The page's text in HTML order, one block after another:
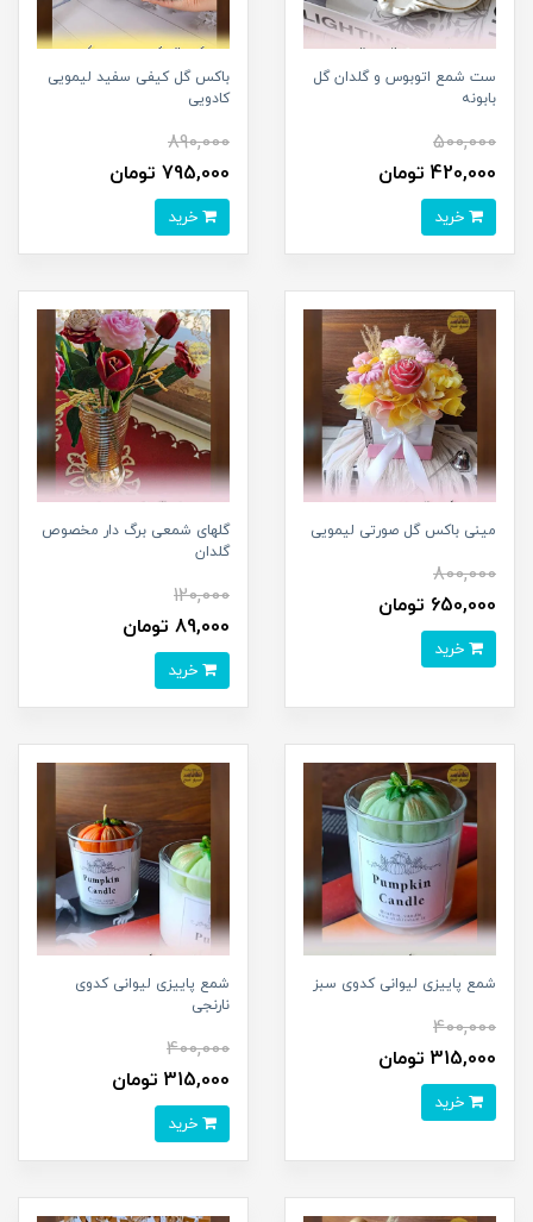
ست شمع اتوبوس و گلدان گل
بابونه
500,000
420,000 تومان
باکس گل کیفی سفید لیمویی
کادویی
890,000
795,000 تومان
مینی باکس گل صورتی لیمویی
800,000
650,000 تومان
گلهای شمعی برگ دار مخصوص
گلدان
120,000
89,000 تومان
شمع پاییزی لیوانی کدوی سبز
400,000
315,000 تومان
شمع پاییزی لیوانی کدوی
نارنجی
400,000
315,000 تومان